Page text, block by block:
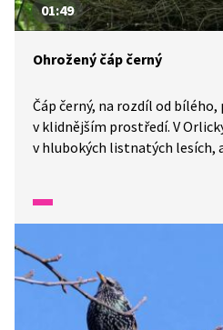
01:49
Ohrožený čáp černý
Čáp černý, na rozdíl od
v klidnějším prostředí. V
v hlubokých listnatých lesích,
prostředí. V chráněné krajinné
nebude v okolí hnízd probíhat
na našem území v současné
300 párů tohoto ohroženého